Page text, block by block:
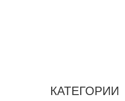
КАТЕГОРИИ